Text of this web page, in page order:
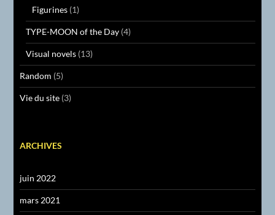
Figurines (1)
TYPE-MOON of the Day (4)
Visual novels (13)
Random (5)
Vie du site (3)
ARCHIVES
juin 2022
mars 2021